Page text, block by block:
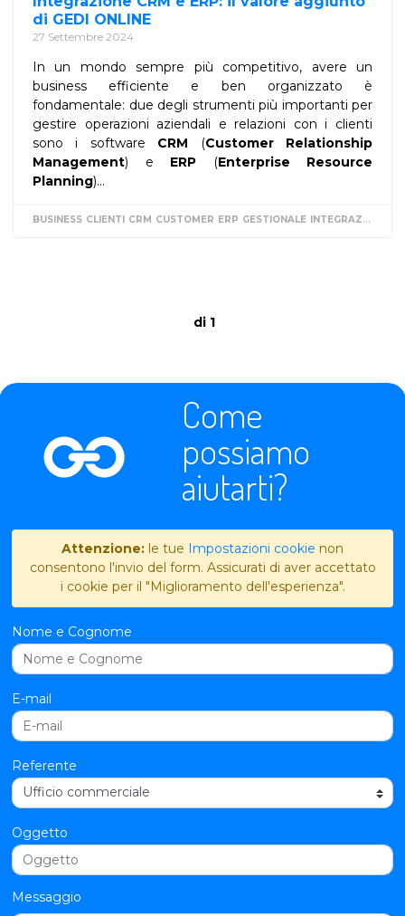
di GEDI ONLINE
27 Settembre 2024
In un mondo sempre più competitivo, avere un
business efficiente e ben organizzato è
fondamentale: due degli strumenti più importanti per
gestire operazioni aziendali e relazioni con i clienti
sono i software CRM (Customer Relationship
Management) e ERP (Enterprise Resource
Planning)...
BUSINESS CLIENTI CRM CUSTOMER ERP GESTIONALE INTEGRAZIONE
di 1
Come
possiamo
aiutarti?
Attenzione: le tue Impostazioni cookie non
consentono l'invio del form. Assicurati di aver accettato
i cookie per il "Miglioramento dell'esperienza".
Nome e Cognome
E-mail
Referente
Oggetto
Messaggio